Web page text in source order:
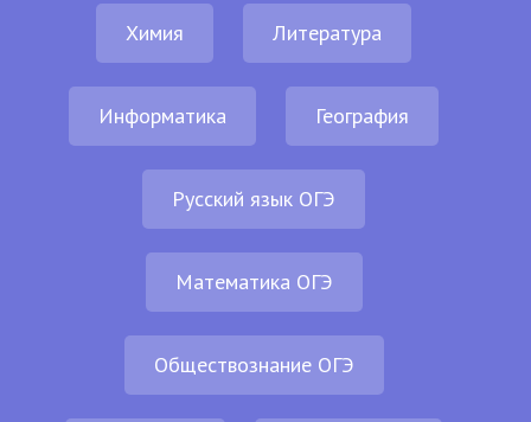
Химия Литература
Информатика География
Русский язык ОГЭ
Математика ОГЭ
Обществознание ОГЭ